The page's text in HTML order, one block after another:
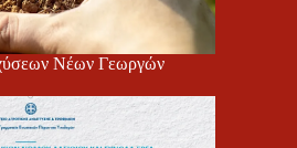
Νέων Γεωργών